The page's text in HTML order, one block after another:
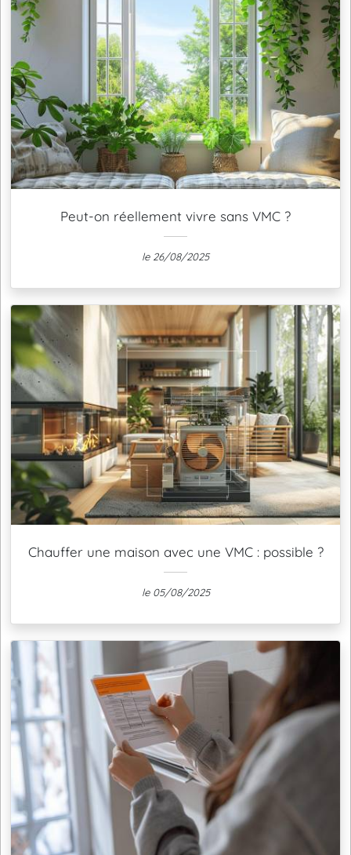
Peut-on réellement vivre sans VMC ?
le 26/08/2025
Chauffer une maison avec une VMC : possible ?
le 05/08/2025